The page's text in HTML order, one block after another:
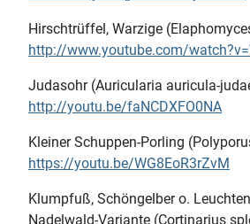
Hirschtrüffel, Warzige
http://www.youtube.com/
Judasohr (Auricularia auricula-
http://youtu.be/faNCDXFO0NA
Kleiner Schuppen-Porling
https://youtu.be/WG8EoR3rZvM
Klumpfuß, Schöngelber o.
Nadelwald-Variante (Cortinarius